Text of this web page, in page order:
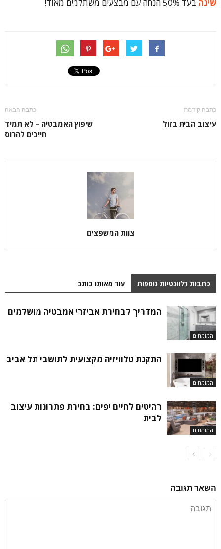
שינה בעד 50% הנחה עם מבצעים משתלמים מאוד!
כתבה קודמת
עיצוב הבית בזול
כתבה הבאה
שיפוץ האמבטיה – לא תמיד
חייבים להרוס
צוות המשפצים
כתבות רלוונטיות נוספות עוד מאותו כותב
המומחים
המדריך לבחירת אביזרי אמבטיה מושלמים
המומחים
התקנת טלוויזיה מקצועית לתושבי תל אביב
המומחים
רהיטים לחיים יפים: בחירת פתרונות עיצוב
לבית
השאר תגובה